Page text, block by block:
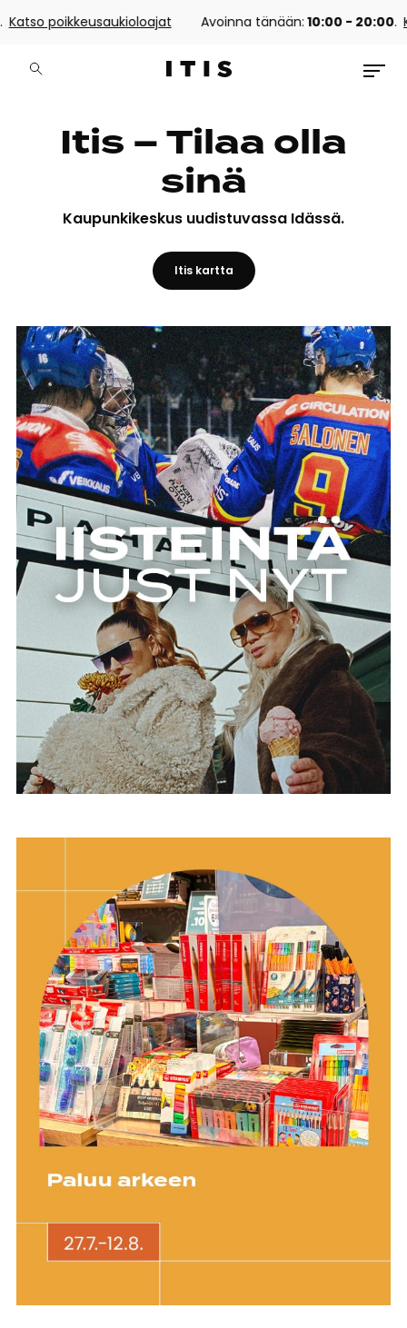
poikkeusaukioloajat Avoinna tänään:10:00 - 20:00.
Itis – Tilaa olla
sinä
Kaupunkikeskus uudistuvassa Idässä.
Itis kartta